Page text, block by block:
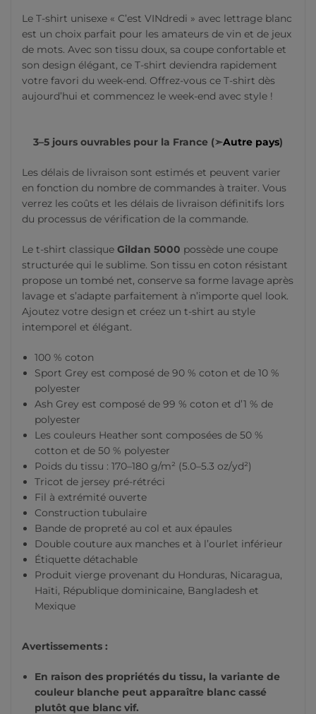
Le T-shirt unisexe « C’est VINdredi » avec lettrage blanc
est un choix parfait pour les amateurs de vin et de jeux
de mots. Avec son tissu doux, sa coupe confortable et
son design élégant, ce T-shirt deviendra rapidement
votre favori du week-end. Offrez-vous ce T-shirt dès
aujourd’hui et commencez le week-end avec style !
3–5 jours ouvrables pour la France (➣Autre pays)
Les délais de livraison sont estimés et peuvent varier
en fonction du nombre de commandes à traiter. Vous
verrez les coûts et les délais de livraison définitifs lors
du processus de vérification de la commande.
Le t-shirt classique Gildan 5000 possède une coupe
structurée qui le sublime. Son tissu en coton résistant
propose un tombé net, conserve sa forme lavage après
lavage et s’adapte parfaitement à n’importe quel look.
Ajoutez votre design et créez un t-shirt au style
intemporel et élégant.
100 % coton
Sport Grey est composé de 90 % coton et de 10 %
polyester
Ash Grey est composé de 99 % coton et d’1 % de
polyester
Les couleurs Heather sont composées de 50 %
cotton et de 50 % polyester
Poids du tissu : 170–180 g/m² (5.0–5.3 oz/yd²)
Tricot de jersey pré-rétréci
Fil à extrémité ouverte
Construction tubulaire
Bande de propreté au col et aux épaules
Double couture aux manches et à l’ourlet inférieur
Étiquette détachable
Produit vierge provenant du Honduras, Nicaragua,
Haïti, République dominicaine, Bangladesh et
Mexique
Avertissements :
En raison des propriétés du tissu, la variante de
couleur blanche peut apparaître blanc cassé
plutôt que blanc vif.